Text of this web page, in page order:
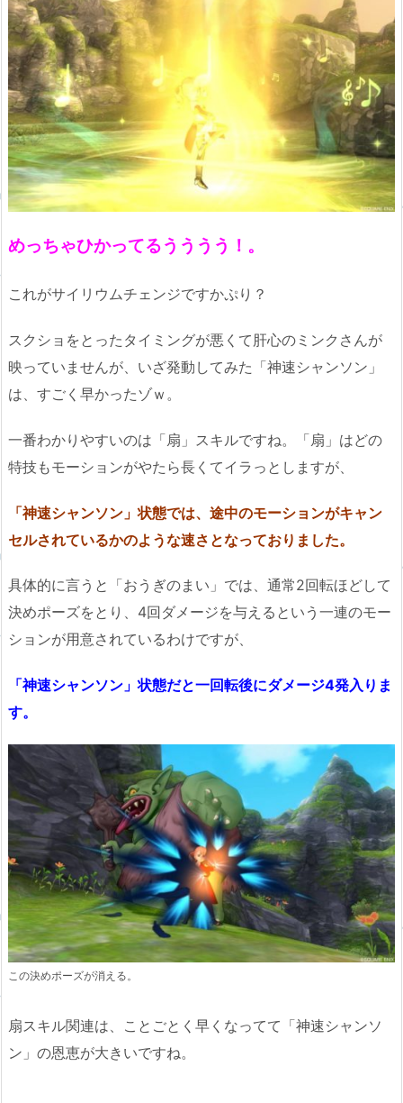
めっちゃひかってるうううう！。
これがサイリウムチェンジですかぷり？
スクショをとったタイミングが悪くて肝心のミンクさんが
映っていませんが、いざ発動してみた「神速シャンソン」
は、すごく早かったゾｗ。
一番わかりやすいのは「扇」スキルですね。「扇」はどの
特技もモーションがやたら長くてイラっとしますが、
「神速シャンソン」状態では、途中のモーションがキャン
セルされているかのような速さとなっておりました。
具体的に言うと「おうぎのまい」では、通常2回転ほどして
決めポーズをとり、4回ダメージを与えるという一連のモー
ションが用意されているわけですが、
「神速シャンソン」状態だと一回転後にダメージ4発入りま
す。
この決めポーズが消える。
扇スキル関連は、ことごとく早くなってて「神速シャンソ
ン」の恩恵が大きいですね。